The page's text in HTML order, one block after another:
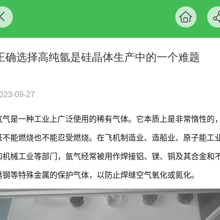
确选择高纯氩是硅晶体生产中的一个难题
09-27
气是一种工业上广泛使用的稀有气体。它本质上是非常惰性的，
不能燃烧也不能忍受燃烧。在飞机制造业、造船业、原子能工
机械工业等部门，氩气经常被用作焊接铝、镁、铜及其合金和
钢等特殊金属的保护气体，以防止焊缝空气氧化或氮化。